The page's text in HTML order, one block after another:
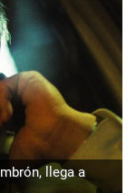
llega a